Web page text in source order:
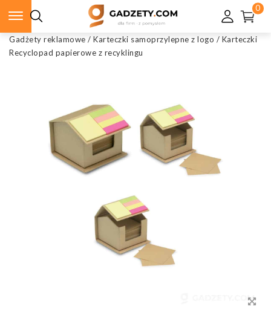
0
Gadżety reklamowe / Karteczki samoprzylepne z logo / Karteczki
Recyclopad papierowe z recyklingu